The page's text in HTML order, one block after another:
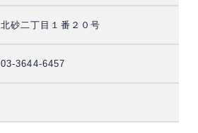
北砂二丁目１番２０号
03-3644-6457